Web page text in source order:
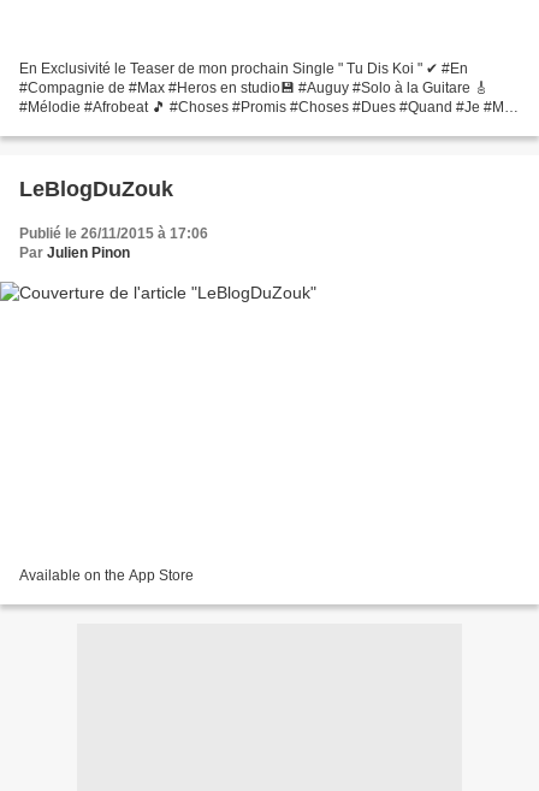
En Exclusivité le Teaser de mon prochain Single " Tu Dis Koi " ✔ #En
#Compagnie de #Max #Heros en studio💾 #Auguy #Solo à la Guitare 🎸
#Mélodie #Afrobeat 🎵 #Choses #Promis #Choses #Dues #Quand #Je #Me
LeBlogDuZouk
Publié le 26/11/2015 à 17:06
Par Julien Pinon
Available on the App Store